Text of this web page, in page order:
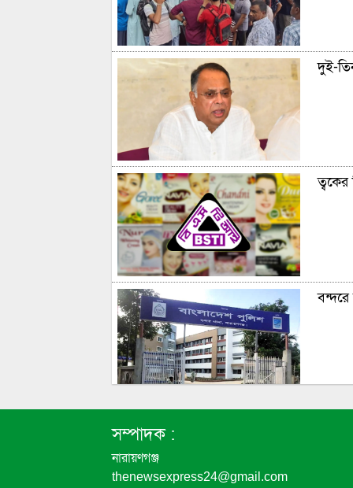
দুই-
ত্বকের
বন্দরে
৬ দফা
সম্পাদক :
নারায়ণগঞ্জ
thenewsexpress24@gmail.com